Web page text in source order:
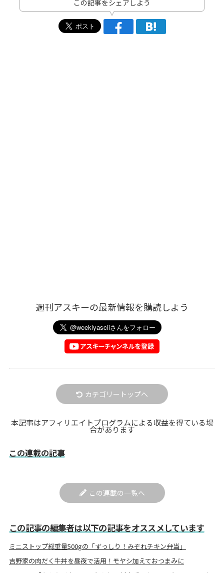
この記事をシェアしよう
週刊アスキーの最新情報を購読しよう
カテゴリートップへ
本記事はアフィリエイトプログラムによる収益を得ている場
合があります
この連載の記事
この連載の一覧へ
この記事の編集者は以下の記事をオススメしています
ミニストップ総重量500gの「ずっしり！みぞれチキン弁当」
吉野家の肉だく牛丼を昼夜で活用！モヤシ加えておつまみに